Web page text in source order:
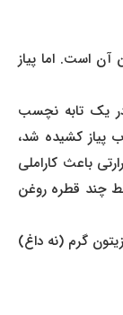
اما پیاز
یک تابه نچسب
کشیده شد،
کاراملی
قطره روغن
گرم (نه داغ)